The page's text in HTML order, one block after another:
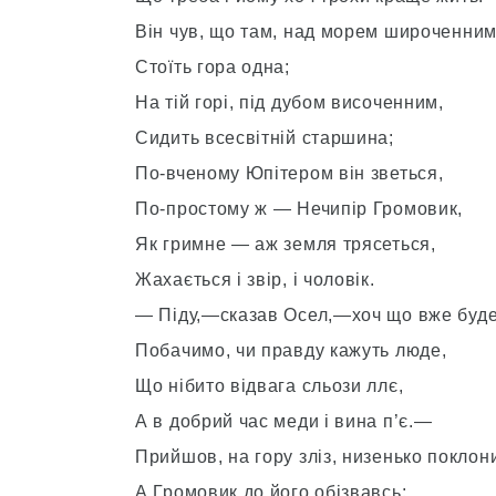
Він чув, що там, над морем
Стоїть гора одна;
На тій горі, під дубом височенним,
Сидить всесвітній старшина;
По-вченому Юпітером він зветься,
По-простому ж — Нечипір Громовик,
Як гримне — аж земля трясеться,
Жахається і звір, і чоловік.
— Піду,—сказав Осел,—хоч що вже
Побачимо, чи правду кажуть люде,
Що нібито відвага сльози ллє,
А в добрий час меди і вина п’є.—
Прийшов, на гору зліз, низенько
А Громовик до його обізвавсь: